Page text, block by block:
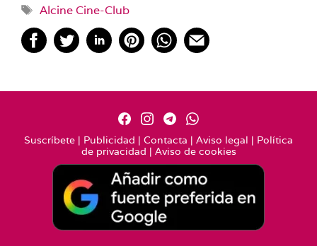
Etiquetas
Alcine Cine-Club
Suscríbete | Publicidad | Contacta | Aviso legal | Política
de privacidad | Aviso de cookies